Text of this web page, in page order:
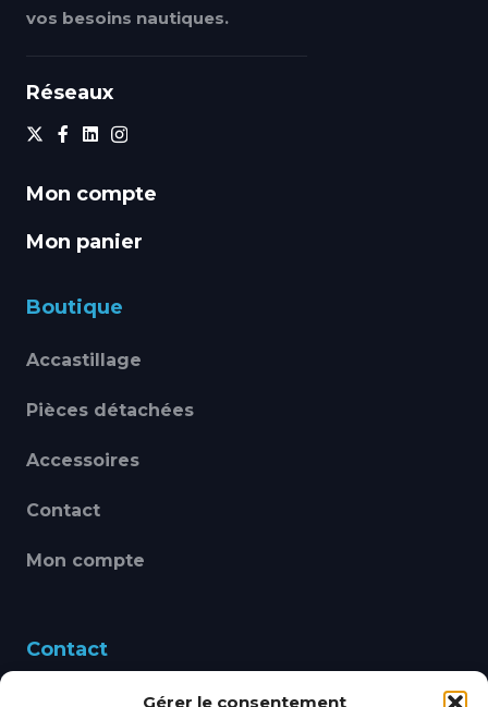
Gérer le consentement
vos besoins nautiques.
Réseaux
Mon compte
Mon panier
Boutique
Accastillage
Pièces détachées
Accessoires
Contact
Mon compte
Contact